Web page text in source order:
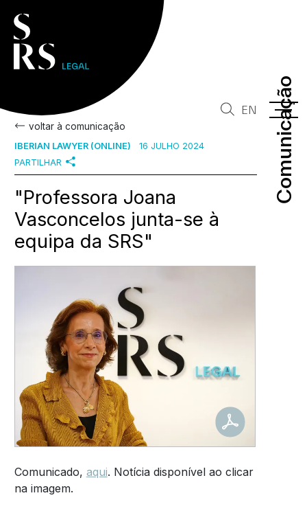
Comunicação
Comunicação
EN
voltar à comunicação
IBERIAN LAWYER (ONLINE)
16 JULHO 2024
PARTILHAR
"Professora Joana
Vasconcelos junta-se à
equipa da SRS"
Comunicado, aqui. Notícia disponível ao clicar
na imagem.